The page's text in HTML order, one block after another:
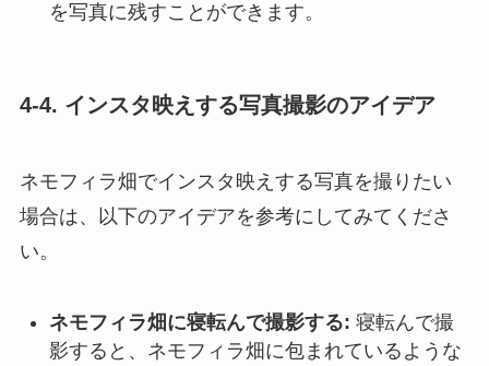
を写真に残すことができます。
4-4. インスタ映えする写真撮影のアイデア
ネモフィラ畑でインスタ映えする写真を撮りたい
場合は、以下のアイデアを参考にしてみてくださ
い。
ネモフィラ畑に寝転んで撮影する: 寝転んで撮
影すると、ネモフィラ畑に包まれているような